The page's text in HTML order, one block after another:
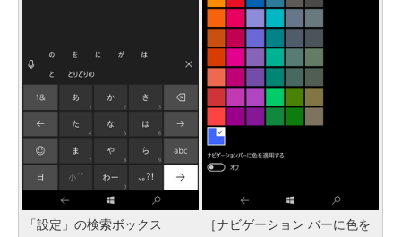
「設定」の検索ボックス
［ナビゲーション バーに色を